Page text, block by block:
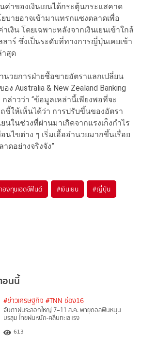
าของเงินเยนได้กระตุ้นกระแสคาด
บายอาจเข้ามาแทรกแซงตลาดเพื่อ
งิน โดยเฉพาะหลังจากเงินเยนเข้าใกล้
ลาร์ ซึ่งเป็นระดับที่ทางการญี่ปุ่นเคยเข้า
าสุด
ำนวยการฝ่ายซื้อขายอัตราแลกเปลี่ยน
Australia & New Zealand Banking
กล่าวว่า “ข้อมูลเหล่านี้เพียงพอที่จะ
ชี้ให้เห็นได้ว่า การปรับขึ้นของอัตรา
นในช่วงที่ผ่านมาเกิดจากแรงเก็งกำไร
นไขต่าง ๆ เริ่มเอื้ออำนวยมากขึ้นเรื่อย
ดอย่างจริงจัง”
องทุนเฮดจ์ฟันด์ #เงินเยน #ญี่ปุ่น
อนนี้
#ข่าวเศรษฐกิจ #TNN ช่อง16
จับตาฝนระลอกใหญ่ 7–11 ส.ค. พายุดอลฟินหนุน
มรสุม ไทยฝนหนัก-คลื่นทะเลแรง
613